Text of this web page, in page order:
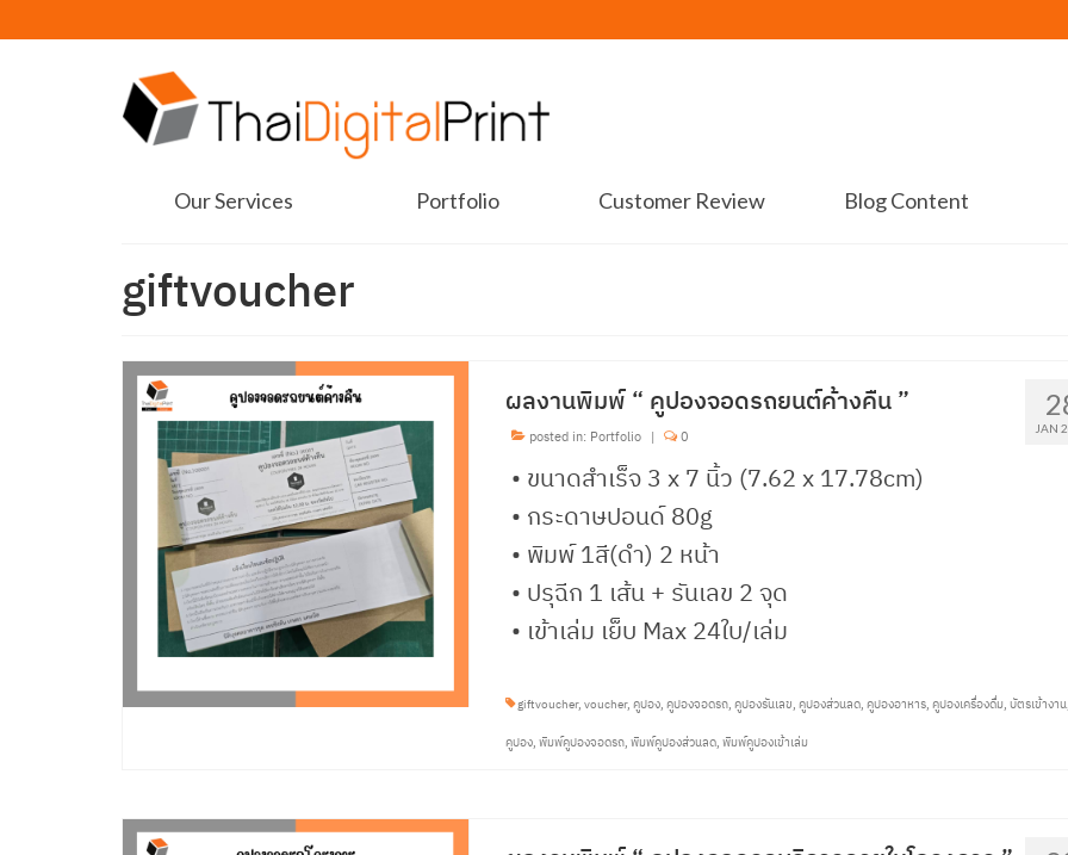
Our Services Portfolio Customer Review Blog Content
giftvoucher
JAN
ผลงานพิมพ์ “ คูปองจอดรถยนต์ค้างคืน ”
posted in: Portfolio | 0
• ขนาดสำเร็จ 3 x 7 นิ้ว (7.62 x 17.78cm)
• กระดาษปอนด์ 80g
• พิมพ์ 1สี(ดำ) 2 หน้า
• ปรุฉีก 1 เส้น + รันเลข 2 จุด
• เข้าเล่ม เย็บ Max 24ใบ/เล่ม
giftvoucher,voucher,คูปอง ,คูปองจอดรถ ,คูปองรันเลข ,คูปองส่วนลด ,คูปองอาหาร ,คูปองเครื่องดื่ม ,บัตรเข้างาน
คูปอง ,พิมพ์คูปองจอดรถ ,พิมพ์คูปองส่วนลด ,พิมพ์คูปองเข้าเล่ม